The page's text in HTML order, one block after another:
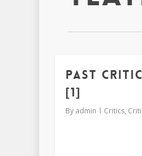
Past
[1]
By admin Critics,